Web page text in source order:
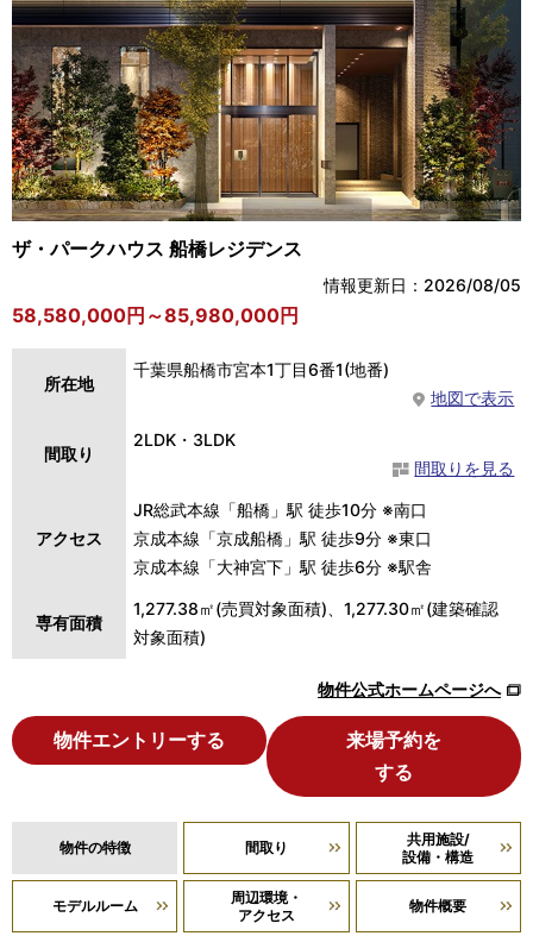
ザ・パークハウス 船橋レジデンス
情報更新日：2026/08/05
58,580,000円～85,980,000円
所在地
千葉県船橋市宮本1丁目6番1(地番)
地図で表示
間取り
2LDK・3LDK
間取りを見る
アクセス
JR総武本線「船橋」駅 徒歩10分 ※南口
京成本線「京成船橋」駅 徒歩9分 ※東口
京成本線「大神宮下」駅 徒歩6分 ※駅舎
専有面積
1,277.38㎡(売買対象面積)、1,277.30㎡(建築確認
対象面積)
物件公式ホームページへ
物件エントリーする
来場予約を
する
物件の特徴 間取り
共用施設/
設備・構造
モデルルーム
周辺環境・
アクセス
物件概要